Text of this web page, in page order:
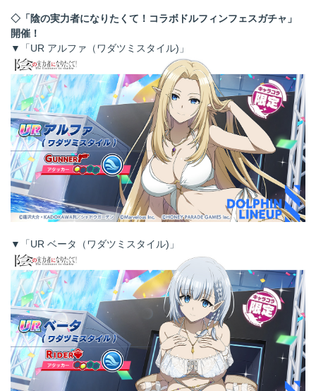
◇「陰の実力者になりたくて！コラボドルフィンフェスガチャ」
開催！
▼「UR アルファ（ワダツミスタイル)」
▼「UR ベータ（ワダツミスタイル)」